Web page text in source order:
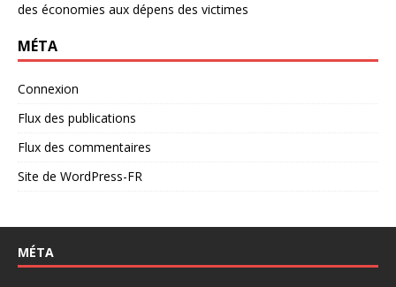
des économies aux dépens des victimes
MÉTA
Connexion
Flux des publications
Flux des commentaires
Site de WordPress-FR
MÉTA